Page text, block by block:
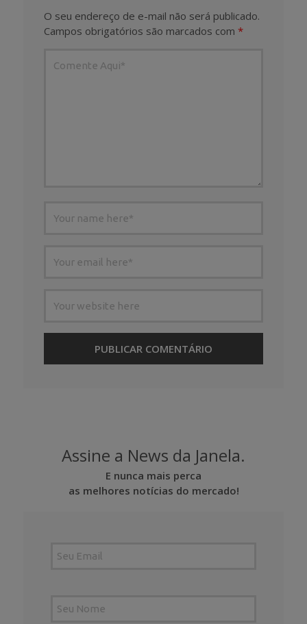
O seu endereço de e-mail não será publicado.
Campos obrigatórios são marcados com *
Assine a News da Janela.
E nunca mais perca
as melhores notícias do mercado!